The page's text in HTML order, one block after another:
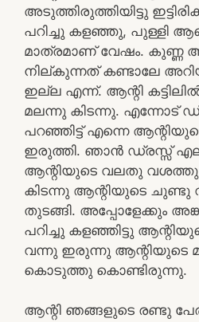
അടുത്തിരുത്തിയിട്ടു
പറിച്ചു കളഞ്ഞു, പുള്ളി
മാത്രമാണ് വേഷം. കുണ്ണ
നില്കുന്നത് കണ്ടാലേ
ഇല്ല എന്ന്. ആന്റി കട്ടിലിൽ
മലന്നു കിടന്നു. എന്നോട്
പറഞ്ഞിട്ട് എന്നെ
ഇരുത്തി. ഞാൻ ഡ്രസ്സ്
ആന്റിയുടെ വലതു വശത്തു
കിടന്നു ആന്റിയുടെ ചുണ്ടു
തുടങ്ങി. അപ്പോളേക്കും
പറിച്ചു കളഞ്ഞിട്ടു
വന്നു ഇരുന്നു ആന്റിയുടെ
കൊടുത്തു കൊണ്ടിരുന്നു.
ആന്റി ഞങ്ങളുടെ രണ്ടു